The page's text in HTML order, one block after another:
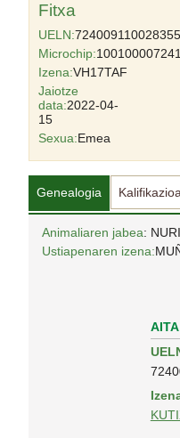
Fitxa
UELN:724009110028355
Microchip:
Izena:VH17TAF
Jaiotze
data:2022-04-
15
Sexua:Emea
Genealogia
Animaliaren jabea:
Ustiapenaren izena:
AITA